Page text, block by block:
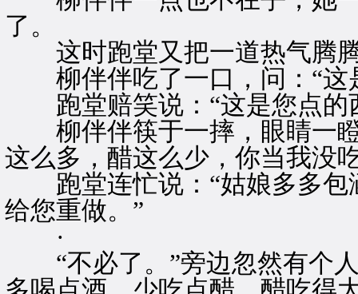
了。
这时跑堂又把一道热气腾腾
柳伴伴吃了一口，问：“这
跑堂赔笑说：“这是您点的
柳伴伴筷于一摔，眼睛一瞪
这么多，醋这么少，你当我没
跑堂连忙说：“姑娘多多包
给您重做。”
·
“不必了。”旁边忽然有个人